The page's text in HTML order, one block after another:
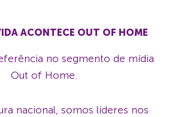
ACONTECE OUT OF HOME
no segmento de mídia
Out of Home.
nacional, somos líderes nos